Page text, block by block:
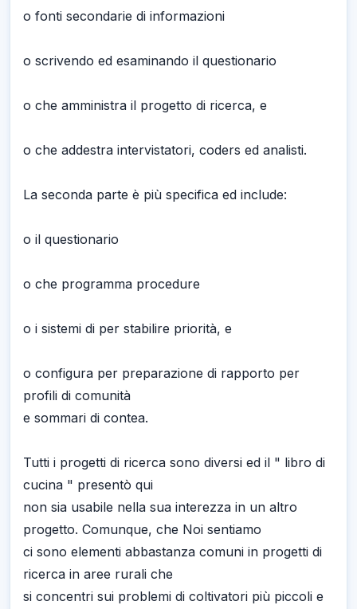
o fonti secondarie di informazioni
o scrivendo ed esaminando il questionario
o che amministra il progetto di ricerca, e
o che addestra intervistatori, coders ed analisti.
La seconda parte è più specifica ed include:
o il questionario
o che programma procedure
o i sistemi di per stabilire priorità, e
o configura per preparazione di rapporto per
profili di comunità
e sommari di contea.
Tutti i progetti di ricerca sono diversi ed il " libro di
cucina " presentò qui
non sia usabile nella sua interezza in un altro
progetto. Comunque, che Noi sentiamo
ci sono elementi abbastanza comuni in progetti di
ricerca in aree rurali che
si concentri sui problemi di coltivatori più piccoli e